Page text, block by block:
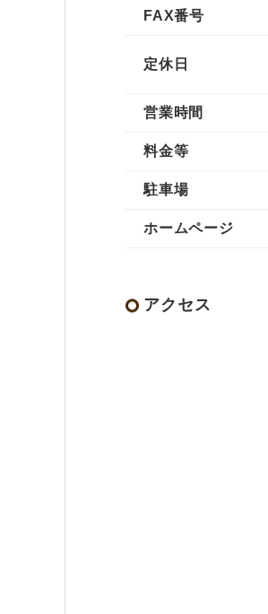
FAX番号
定休日
営業時間
料金等
駐車場
ホームページ
アクセス